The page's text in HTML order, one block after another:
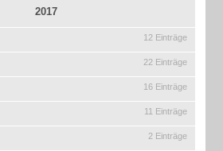
2017
12 Einträge
22 Einträge
16 Einträge
11 Einträge
2 Einträge